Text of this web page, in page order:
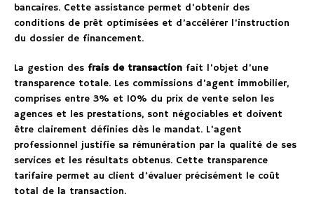
bancaires. Cette assistance permet d’obtenir des
conditions de prêt optimisées et d’accélérer l’instruction
du dossier de financement.
La gestion des frais de transaction fait l’objet d’une
transparence totale. Les commissions d’agent immobilier,
comprises entre 3% et 10% du prix de vente selon les
agences et les prestations, sont négociables et doivent
être clairement définies dès le mandat. L’agent
professionnel justifie sa rémunération par la qualité de ses
services et les résultats obtenus. Cette transparence
tarifaire permet au client d’évaluer précisément le coût
total de la transaction.